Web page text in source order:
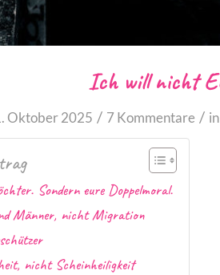
Ich will nicht
Oktober 2025 / 7 Kommentare / in
Sondern eure Doppelmoral.
Männer, nicht Migration
nicht Scheinheiligkeit